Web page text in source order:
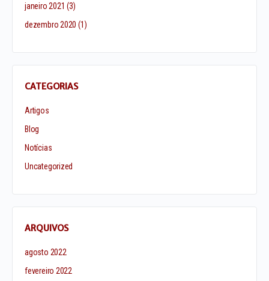
janeiro 2021 (3)
dezembro 2020 (1)
CATEGORIAS
Artigos
Blog
Notícias
Uncategorized
ARQUIVOS
agosto 2022
fevereiro 2022